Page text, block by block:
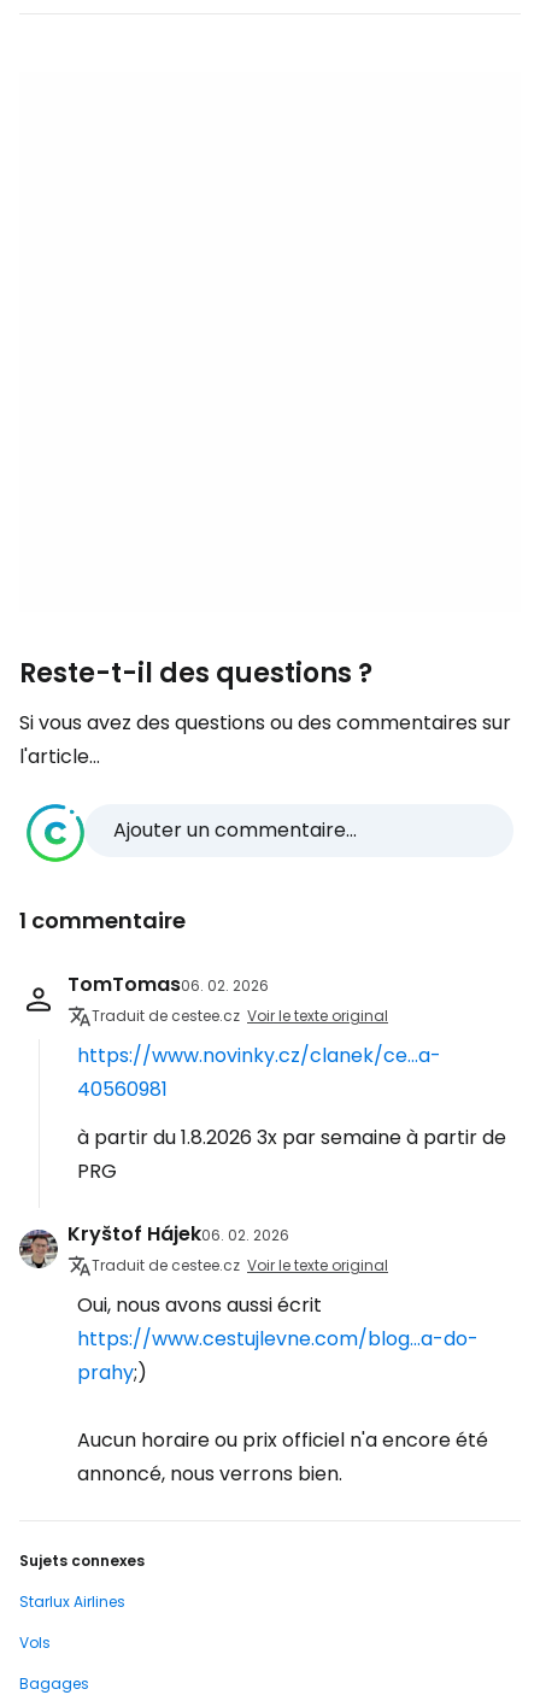
Reste-t-il des questions ?
Si vous avez des questions ou des commentaires sur
l'article...
Ajouter un commentaire...
1 commentaire
TomTomas06. 02. 2026
Traduit de cestee.cz Voir le texte original
https://www.novinky.cz/clanek/ce...a-
40560981
à partir du 1.8.2026 3x par semaine à partir de
PRG
Kryštof Hájek06. 02. 2026
Traduit de cestee.cz Voir le texte original
Oui, nous avons aussi écrit
https://www.cestujlevne.com/blog...a-do-
prahy;)
Aucun horaire ou prix officiel n'a encore été
annoncé, nous verrons bien.
Sujets connexes
Starlux Airlines
Vols
Bagages